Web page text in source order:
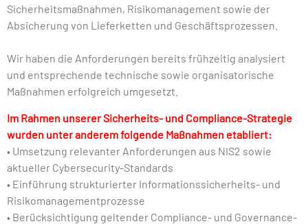
Sicherheitsmaßnahmen, Risikomanagement sowie der
Absicherung von Lieferketten und Geschäftsprozessen.
Wir haben die Anforderungen bereits frühzeitig analysiert
und entsprechende technische sowie organisatorische
Maßnahmen erfolgreich umgesetzt.
Im Rahmen unserer Sicherheits- und Compliance-Strategie
wurden unter anderem folgende Maßnahmen etabliert:
• Umsetzung relevanter Anforderungen aus NIS2 sowie
aktueller Cybersecurity-Standards
• Einführung strukturierter Informationssicherheits- und
Risikomanagementprozesse
• Berücksichtigung geltender Compliance- und Governance-